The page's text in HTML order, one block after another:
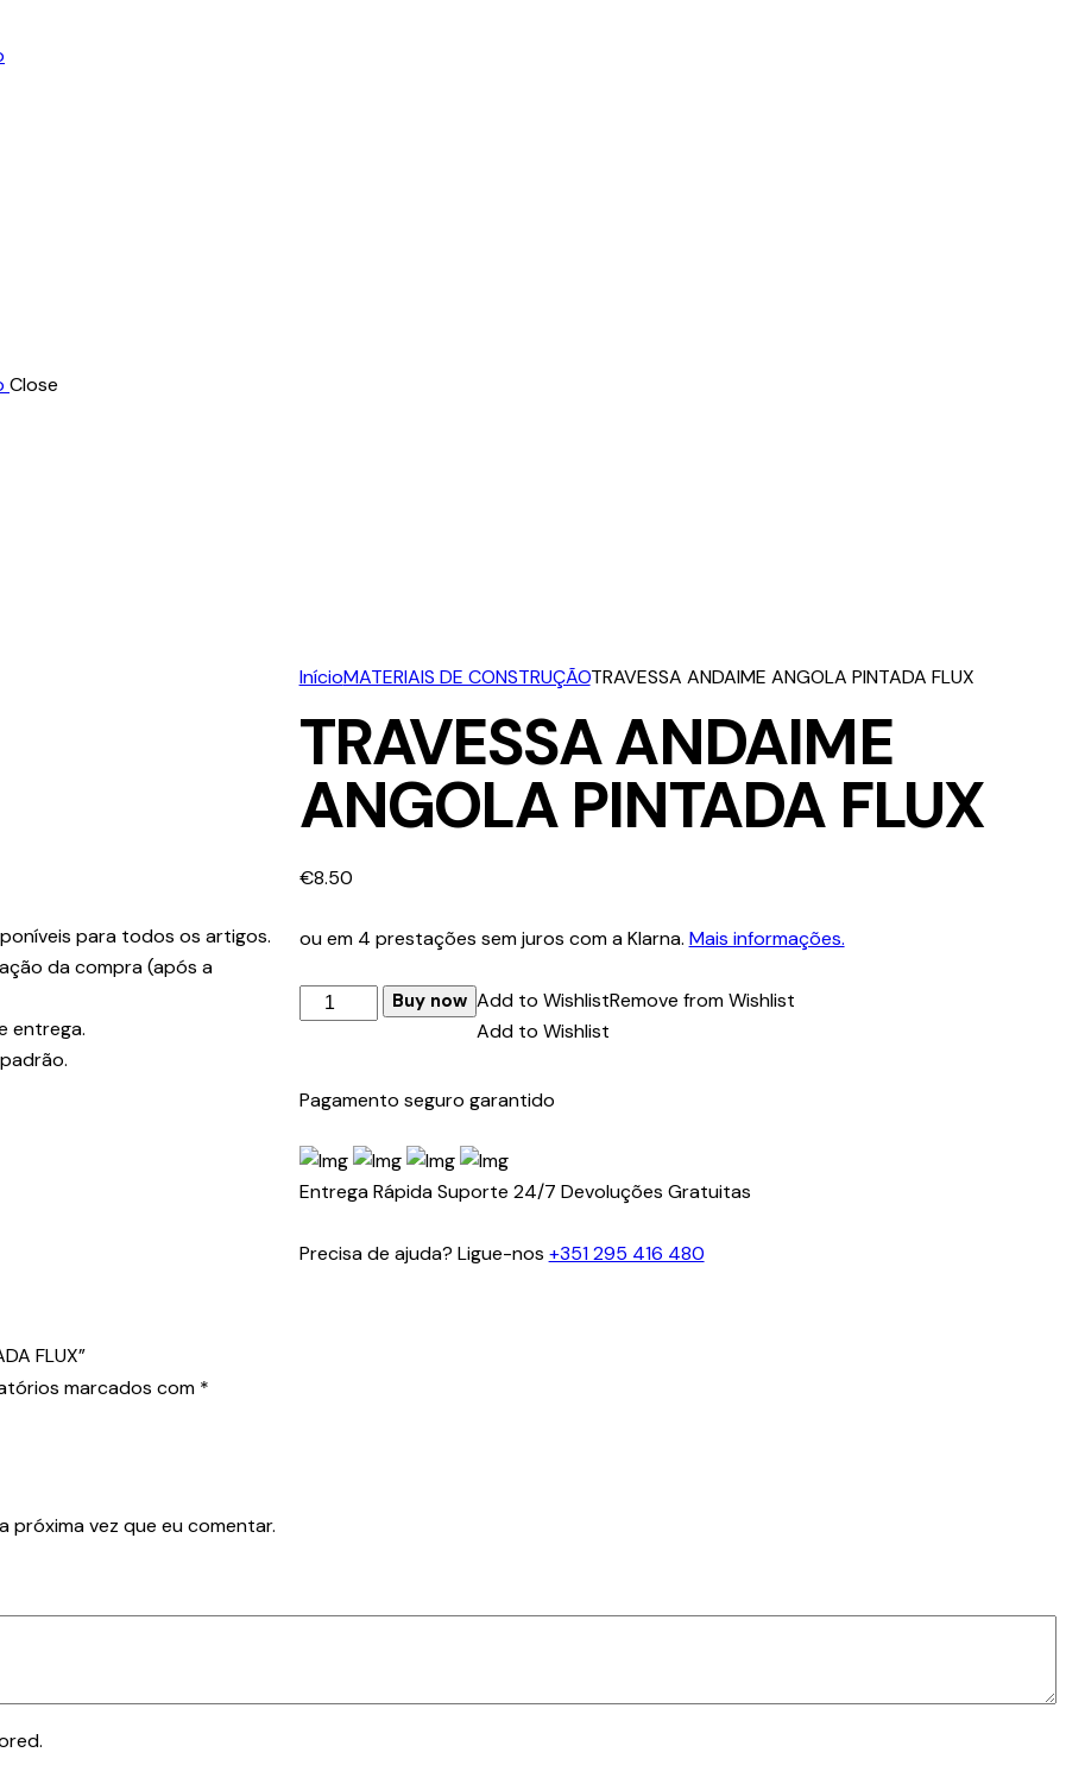
Close
InícioMATERIAIS DE CONSTRUÇÃOTRAVESSA ANDAIME ANGOLA PINTADA FLUX
TRAVESSA ANDAIME
ANGOLA PINTADA FLUX
€8.50
ou em 4 prestações sem juros com a Klarna. Mais informações.
Quantidade
de
ANDAIME
PINTADA
FLUX
Buy now Add to WishlistRemove from Wishlist
Add to Wishlist
Pagamento seguro garantido
Entrega Rápida Suporte 24/7 Devoluções Gratuitas
Precisa de ajuda? Ligue-nos +351 295 416 480
para todos os artigos.
da compra (após a
entrega.
FLUX”
marcados com *
próxima vez que eu comentar.